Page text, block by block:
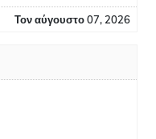
Τον αύγουστο 07, 2026